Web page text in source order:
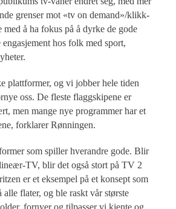
grenser mot «tv on demand»/klikk-
å ha fokus på å dyrke de gode
hos folk med sport,
plattformer, og vi jobber hele tiden
oss. De fleste flaggskipene er
men mange nye programmer har et
forklarer Rønningen.
som spiller hverandre gode. Blir
TV, blir det også stort på TV 2
er et eksempel på et konsept som
flater, og ble raskt vår største